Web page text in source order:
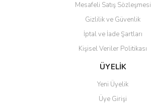
Mesafeli Satış Sözleşmesi
Gizlilik ve Güvenlik
İptal ve İade Şartları
Kişisel Veriler Politikası
ÜYELİK
Yeni Üyelik
Üye Girişi